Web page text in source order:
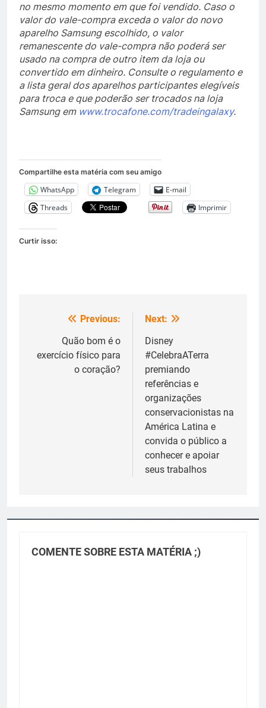
no mesmo momento em que foi vendido. Caso o
valor do vale-compra exceda o valor do novo
aparelho Samsung escolhido, o valor
remanescente do vale-compra não poderá ser
usado na compra de outro item da loja ou
convertido em dinheiro. Consulte o regulamento e
a lista geral dos aparelhos participantes elegíveis
para troca e que poderão ser trocados na loja
Samsung em www.trocafone.com/tradeingalaxy.
Compartilhe esta matéria com seu amigo
WhatsApp Telegram
E-mail
Threads
Imprimir
Curtir isso:
Navegação
Previous:
Quão bom é o
exercício físico para
o coração?
Next:
Disney
#CelebraATerra
premiando
referências e
organizações
conservacionistas na
América Latina e
convida o público a
conhecer e apoiar
seus trabalhos
COMENTE SOBRE ESTA MATÉRIA ;)